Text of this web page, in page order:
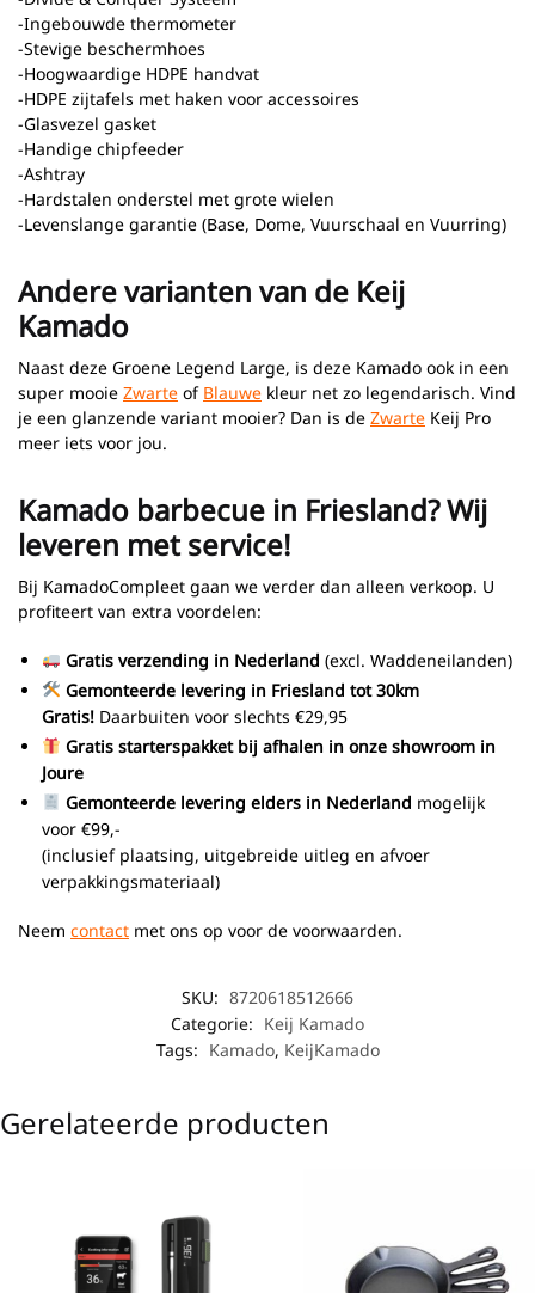
-Ingebouwde thermometer
-Stevige beschermhoes
-Hoogwaardige HDPE handvat
-HDPE zijtafels met haken voor accessoires
-Glasvezel gasket
-Handige chipfeeder
-Ashtray
-Hardstalen onderstel met grote wielen
-Levenslange garantie (Base, Dome, Vuurschaal en Vuurring)
Andere varianten van de Keij
Kamado
Naast deze Groene Legend Large, is deze Kamado ook in een
super mooie Zwarte of Blauwe kleur net zo legendarisch. Vind
je een glanzende variant mooier? Dan is de Zwarte Keij Pro
meer iets voor jou.
Kamado barbecue in Friesland? Wij
leveren met service!
Bij KamadoCompleet gaan we verder dan alleen verkoop. U
profiteert van extra voordelen:
Gratis verzending in Nederland (excl. Waddeneilanden)
Gemonteerde levering in Friesland tot 30km
Gratis! Daarbuiten voor slechts €29,95
Gratis starterspakket bij afhalen in onze showroom in
Joure
Gemonteerde levering elders in Nederland mogelijk
voor €99,-
(inclusief plaatsing, uitgebreide uitleg en afvoer
verpakkingsmateriaal)
Neem contact met ons op voor de voorwaarden.
SKU: 8720618512666
Categorie: Keij Kamado
Tags: Kamado, KeijKamado
Gerelateerde producten